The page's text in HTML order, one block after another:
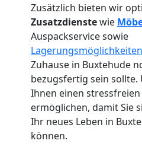
Zusätzlich bieten wir
Zusatzdienstewie
Auspackservice sowie
Lagerungsmöglichkeiten
Zuhause in Buxtehude
bezugsfertig sein sollte.
Ihnen einen
ermöglichen, damit Sie
Ihr neues Leben in
können.
Wiener
Neustadt